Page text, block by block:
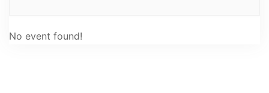
No event found!